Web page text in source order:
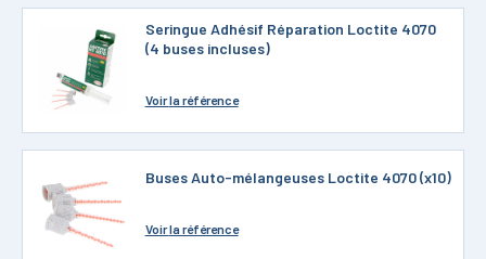
Seringue Adhésif Réparation Loctite 4070
(4 buses incluses)
Voirla référence
Buses Auto-mélangeuses Loctite 4070 (x10)
Voirla référence